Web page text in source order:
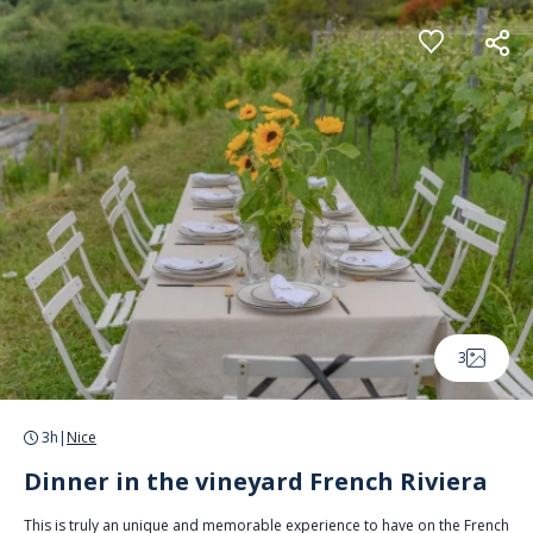
Panneau de gestion des cookies
3
3h | Nice
Dinner in the vineyard French Riviera
This is truly an unique and memorable experience to have on the French